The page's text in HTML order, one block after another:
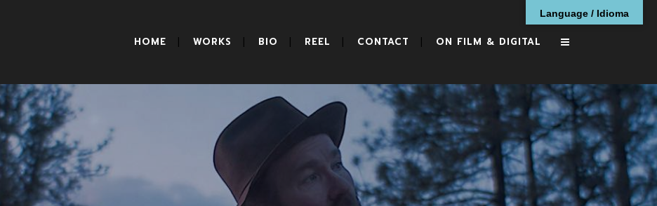
HOME WORKS BIO REEL CONTACT ON FILM & DIGITAL
Language / Idioma